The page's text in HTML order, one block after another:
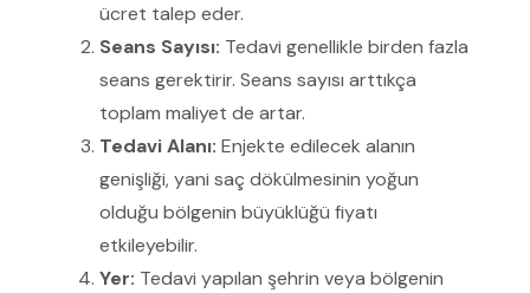
ücret talep eder.
Seans Sayısı: Tedavi genellikle birden fazla
seans gerektirir. Seans sayısı arttıkça
toplam maliyet de artar.
Tedavi Alanı: Enjekte edilecek alanın
genişliği, yani saç dökülmesinin yoğun
olduğu bölgenin büyüklüğü fiyatı
etkileyebilir.
Yer: Tedavi yapılan şehrin veya bölgenin